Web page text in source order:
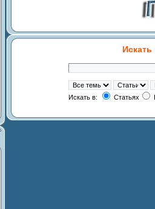
Искать в: Статьях